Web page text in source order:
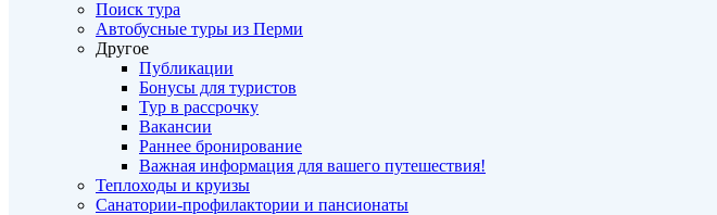
Поиск тура
Автобусные туры из Перми
Другое
Публикации
Бонусы для туристов
Тур в рассрочку
Вакансии
Раннее бронирование
Важная информация для вашего путешествия!
Теплоходы и круизы
Санатории-профилактории и пансионаты